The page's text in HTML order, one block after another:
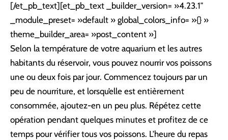
[/et_pb_text][et_pb_text _builder_version= »4.23.1″
_module_preset= »default » global_colors_info= »{} »
theme_builder_area= »post_content »]
Selon la température de votre aquarium et les autres
habitants du réservoir, vous pouvez nourrir vos poissons
une ou deux fois par jour. Commencez toujours par un
peu de nourriture, et lorsqu’elle est entièrement
consommée, ajoutez-en un peu plus. Répétez cette
opération pendant quelques minutes et profitez de ce
temps pour vérifier tous vos poissons. L’heure du repas